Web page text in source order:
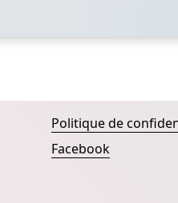
Politique de
Facebook